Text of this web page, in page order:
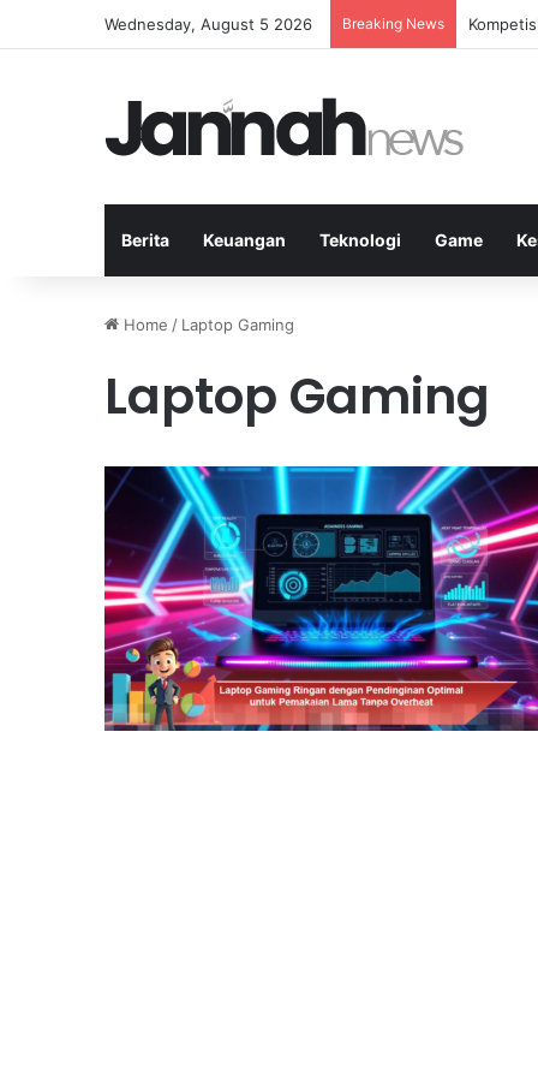
Wednesday, August 5 2026 Breaking News
Berita Keuangan Teknologi Game
Home / Laptop Gaming
Laptop Gaming